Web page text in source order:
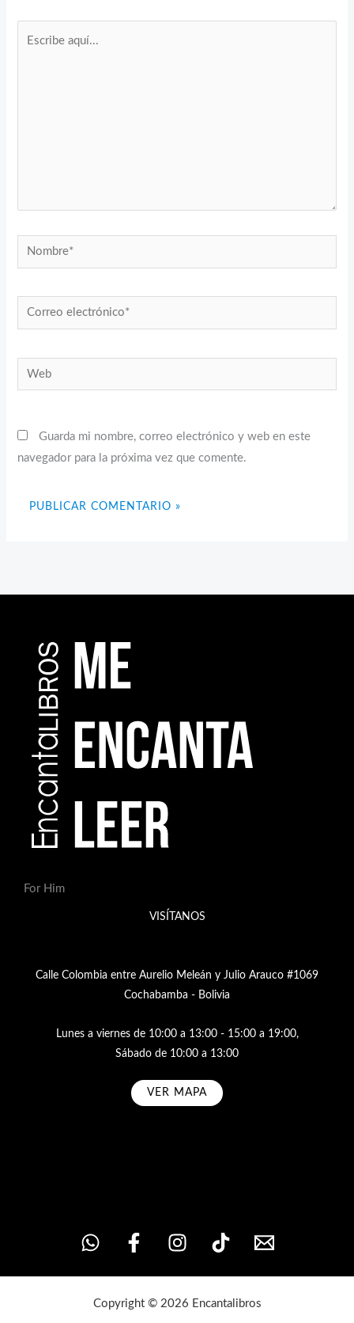
Nombre*
Correo
electrónico*
Web
Guarda mi nombre, correo electrónico y web en este
navegador para la próxima vez que comente.
For Him
VISÍTANOS
Calle Colombia entre Aurelio Meleán y Julio Arauco #1069
Cochabamba - Bolivia
Lunes a viernes de 10:00 a 13:00 - 15:00 a 19:00,
Sábado de 10:00 a 13:00
VER MAPA
Copyright © 2026 Encantalibros